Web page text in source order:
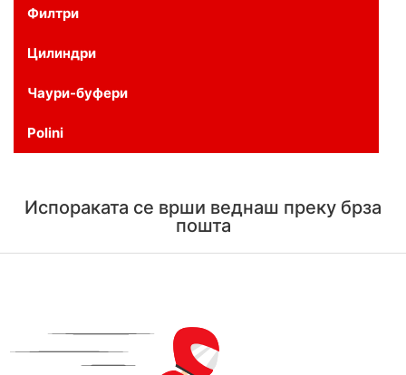
Филтри
Цилиндри
Чаури-буфери
Polini
Испораката се врши веднаш преку брза
пошта